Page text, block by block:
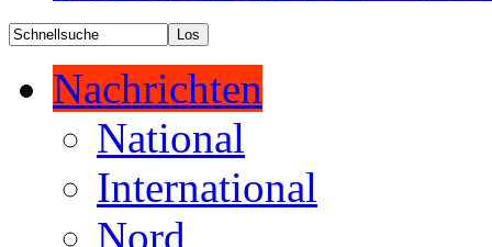
Nachrichten
National
International
Nord